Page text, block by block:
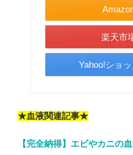
楽天市
Yahoo!ショ
★血液関連記事★
【完全納得】エビやカニの